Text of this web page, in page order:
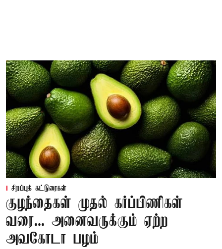
சிறப்புக் கட்டுரைகள்
குழந்தைகள் முதல் கர்ப்பிணிகள்
வரை... அனைவருக்கும் ஏற்ற
அவகோடா பழம்